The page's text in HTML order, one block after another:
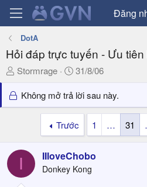
Đăng
DotA
Hỏi đáp trực tuyến - Ưu
T
r
e
a
r
Stormrage
N
à
y
ử
31/8/06
Không mở trả lời sau này.
Trước 1 … 31
I IIloveChobo
Donkey Kong